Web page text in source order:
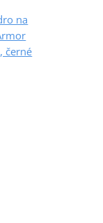
na
černé